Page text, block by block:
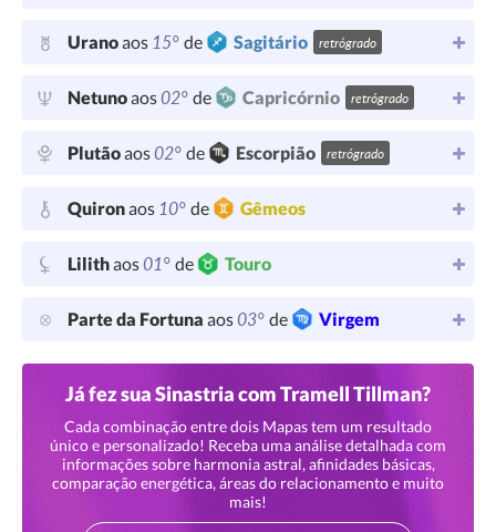
Uranoaos 15° de Sagitário retrógrado
Netunoaos02° de Capricórnio retrógrado
Plutãoaos02° de Escorpião retrógrado
Quironaos 10° de Gêmeos
Lilithaos01° de Touro
Parte da Fortuna aos03° de Virgem
Já fez sua Sinastria com Tramell Tillman?
Cada combinação entre dois Mapas tem um resultado
único e personalizado! Receba uma análise detalhada com
informações sobre harmonia astral, afinidades básicas,
comparação energética, áreas do relacionamento e muito
mais!